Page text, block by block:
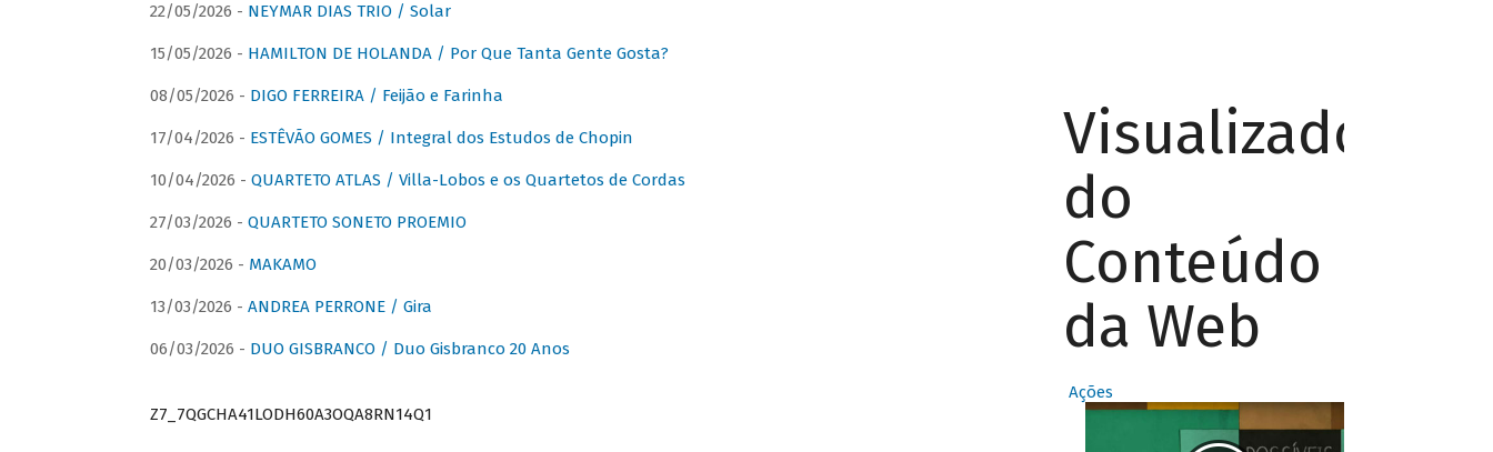
22/05/2026 - NEYMAR DIAS TRIO / Solar
15/05/2026 - HAMILTON DE HOLANDA / Por Que Tanta Gente Gosta?
08/05/2026 - DIGO FERREIRA / Feijão e Farinha
17/04/2026 - ESTÊVÃO GOMES / Integral dos Estudos de Chopin
10/04/2026 - QUARTETO ATLAS / Villa-Lobos e os Quartetos de Cordas
27/03/2026 - QUARTETO SONETO PROEMIO
20/03/2026 - MAKAMO
13/03/2026 - ANDREA PERRONE / Gira
06/03/2026 - DUO GISBRANCO / Duo Gisbranco 20 Anos
Z7_7QGCHA41LODH60A3OQA8RN14Q1
Visualizador
do
Conteúdo
da Web
Ações